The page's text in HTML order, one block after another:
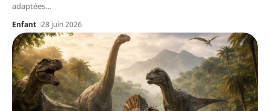
adaptées…
Enfant 28 juin 2026